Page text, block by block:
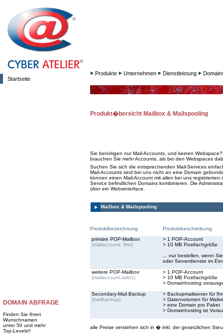
Startseite
DOMAIN ABFRAGE
Finden Sie Ihren
Wunschnamen
unter 50 und mehr
Top-Levels!!
Produkte Unternehmen Dienstleistung
Produkt�bersicht Mailbox & Mailspooling
Sie benötigen nur Mail-Accounts, und keinen
brauchen Sie mehr Accounts, als bei den Webspaces
Suchen Sie sich die entsprechenden Mail-Services
Mail-Accounts sind bei uns nicht an eine Domain
können einen Mail-Account mit allen bei uns registrierten
Service befindlichen Domains kombinieren. Die
über ein Websinterface.
Mailbox & Mailspooling
Produktbezeichnung
Produktbeschreibung
primäre POP-Mailbox
(mailaccount. first)
> 1 POP-Account
> 10 MB Postfachgröße
... nur bestellen, wenn
oder Serverdienste im
weitere POP-Mailbox
(mailaccount.add1)
> 1 POP-Account
> 10 MB Postfachgröße
> Domainhosting
Secondary-Mail Backup
(mailbackup)
> Backupmailserver für
> Datenvolumen für
> eine Domain pro Paket
> Domainhosting ist
alle Preise verstehen sich in � inkl. der gesetzlichen